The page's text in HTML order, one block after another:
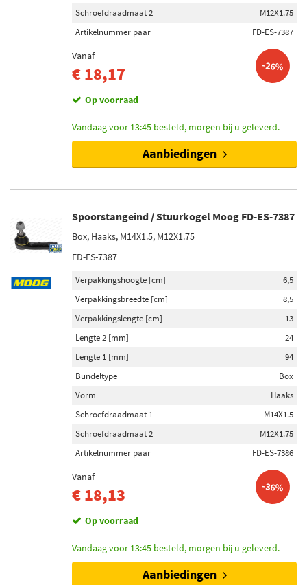
Schroefdraadmaat 2
M12X1.75
Artikelnummer paar
FD-ES-7387
Vanaf
€ 18,17 -26%
Op voorraad
Vandaag voor 13:45 besteld, morgen bij u geleverd.
Aanbiedingen
Spoorstangeind / Stuurkogel Moog FD-ES-7387
Box, Haaks, M14X1.5, M12X1.75
FD-ES-7387
Verpakkingshoogte [cm]
6,5
Verpakkingsbreedte [cm]
8,5
Verpakkingslengte [cm]
13
Lengte 2 [mm]
24
Lengte 1 [mm]
94
Bundeltype
Box
Vorm
Haaks
Schroefdraadmaat 1
M14X1.5
Schroefdraadmaat 2
M12X1.75
Artikelnummer paar
FD-ES-7386
Vanaf
€ 18,13 -36%
Op voorraad
Vandaag voor 13:45 besteld, morgen bij u geleverd.
Aanbiedingen